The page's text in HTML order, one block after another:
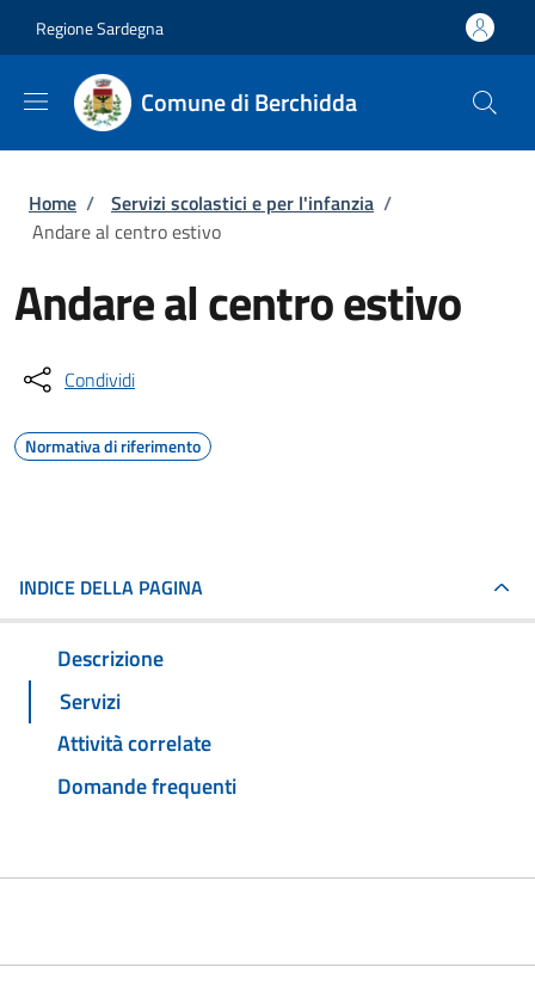
Regione Sardegna
Comune di Berchidda
Briciole di pane
Home / Servizi scolastici e per l'infanzia /
Andare al centro estivo
Andare al centro estivo
Condividi
Normativa di riferimento
INDICE DELLA PAGINA
Descrizione
Servizi
Attività correlate
Domande frequenti